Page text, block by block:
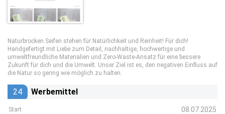
Naturbrocken Seifen stehen für Natürlichkeit und Reinheit! Für dich!
Handgefertigt mit Liebe zum Detail, nachhaltige, hochwertige und
umweltfreundliche Materialien und Zero-Waste-Ansatz für eine bessere
Zukunft für dich und die Umwelt. Unser Ziel ist es, den negativen Einfluss auf
die Natur so gering wie möglich zu halten.
24 Werbemittel
Start 08.07.2025